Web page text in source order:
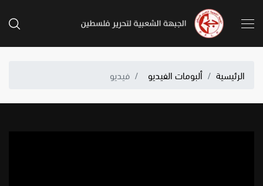
الرئيسية ألبومات الفيديو فيديو